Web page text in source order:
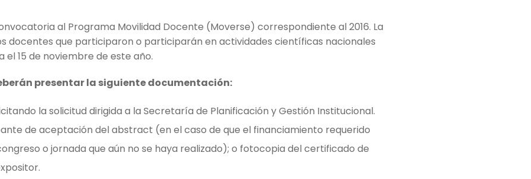
al Programa Movilidad Docente (Moverse) correspondiente al 2016. La
docentes que participaron o participarán en actividades científicas nacionales
el 15 de noviembre de este año.
presentar la siguiente documentación:
la solicitud dirigida a la Secretaría de Planificación y Gestión Institucional.
de aceptación del abstract (en el caso de que el financiamiento requerido
o jornada que aún no se haya realizado); o fotocopia del certificado de